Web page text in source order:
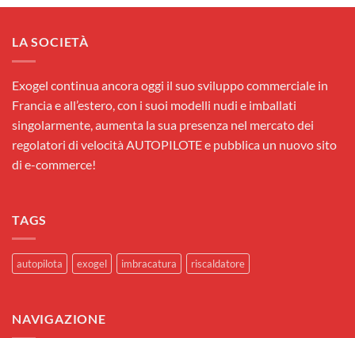
LA SOCIETÀ
Exogel continua ancora oggi il suo sviluppo commerciale in
Francia e all’estero, con i suoi modelli nudi e imballati
singolarmente, aumenta la sua presenza nel mercato dei
regolatori di velocità AUTOPILOTE e pubblica un nuovo sito
di e-commerce!
TAGS
autopilota exogel imbracatura riscaldatore
NAVIGAZIONE